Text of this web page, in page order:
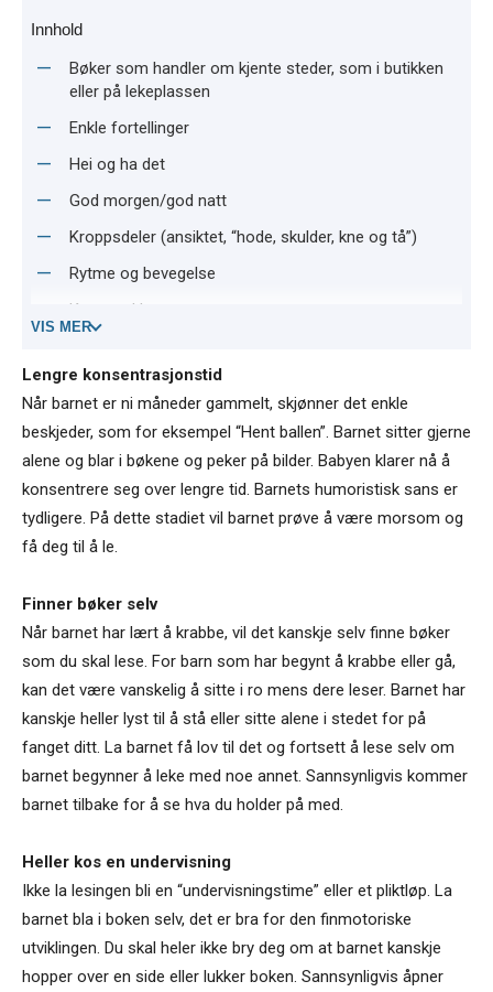
Innhold
Bøker som handler om kjente steder, som i butikken
eller på lekeplassen
Enkle fortellinger
Hei og ha det
God morgen/god natt
Kroppsdeler (ansiktet, “hode, skulder, kne og tå”)
Rytme og bevegelse
Kyss og klem
DyrTyper bøker
Kartongbøker med luker
Bøker med håndtak
Bøker som lager lyd
Sprett-opp-bøker
VIS MER
Lengre konsentrasjonstid
Når barnet er ni måneder gammelt, skjønner det enkle
beskjeder, som for eksempel “Hent ballen”. Barnet sitter gjerne
alene og blar i bøkene og peker på bilder. Babyen klarer nå å
konsentrere seg over lengre tid. Barnets humoristisk sans er
tydligere. På dette stadiet vil barnet prøve å være morsom og
få deg til å le.
Finner bøker selv
Når barnet har lært å krabbe, vil det kanskje selv finne bøker
som du skal lese. For barn som har begynt å krabbe eller gå,
kan det være vanskelig å sitte i ro mens dere leser. Barnet har
kanskje heller lyst til å stå eller sitte alene i stedet for på
fanget ditt. La barnet få lov til det og fortsett å lese selv om
barnet begynner å leke med noe annet. Sannsynligvis kommer
barnet tilbake for å se hva du holder på med.
Heller kos en undervisning
Ikke la lesingen bli en “undervisningstime” eller et pliktløp. La
barnet bla i boken selv, det er bra for den finmotoriske
utviklingen. Du skal heler ikke bry deg om at barnet kanskje
hopper over en side eller lukker boken. Sannsynligvis åpner